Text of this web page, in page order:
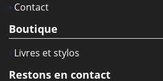
Contact
Boutique
Livres et stylos
Restons en contact